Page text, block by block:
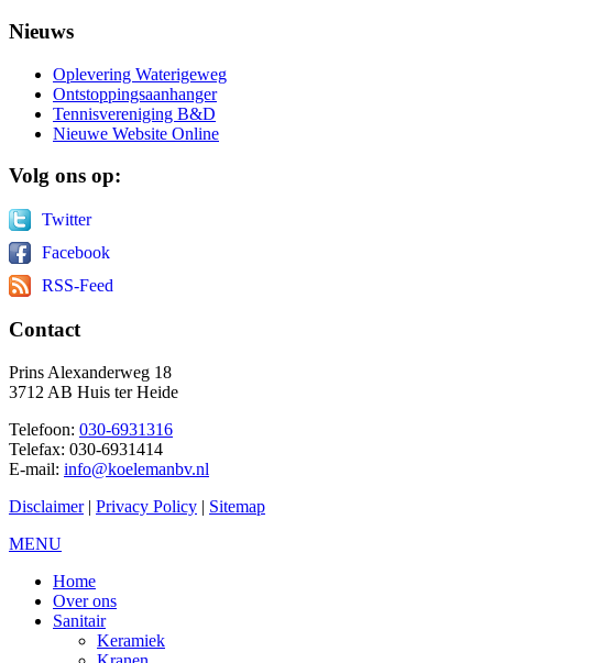
Nieuws
Oplevering Waterigeweg
Ontstoppingsaanhanger
Tennisvereniging B&D
Nieuwe Website Online
Volg ons op:
Twitter
Facebook
RSS-Feed
Contact
Prins Alexanderweg 18
3712 AB Huis ter Heide
Telefoon: 030-6931316
Telefax: 030-6931414
E-mail: info@koelemanbv.nl
Disclaimer| Privacy Policy | Sitemap
MENU
Home
Over ons
Sanitair
Keramiek